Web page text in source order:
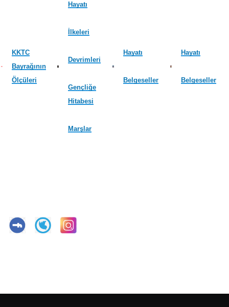
KKTC
Bayrağının
Ölçüleri
Hayatı
İlkeleri
Devrimleri
Gençliğe
Hitabesi
Marşlar
Hayatı
Belgeseller
Hayatı
Belgeseller